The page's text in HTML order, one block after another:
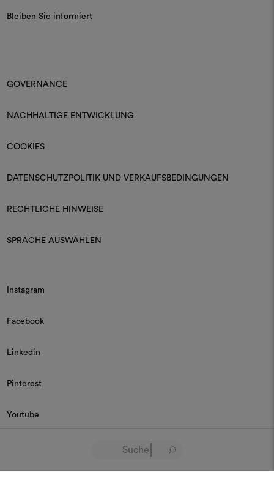
Bleiben Sie informiert
GOVERNANCE
NACHHALTIGE ENTWICKLUNG
COOKIES
DATENSCHUTZPOLITIK UND VERKAUFSBEDINGUNGEN
RECHTLICHE HINWEISE
SPRACHE AUSWÄHLEN
Instagram
Facebook
Linkedin
Pinterest
Youtube
© 2026 Dedar P.IVA 03187590157